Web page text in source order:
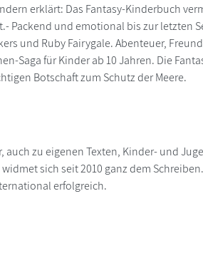
erklärt: Das Fantasy-Kinderbuch
Packend und emotional bis zur letzten
und Ruby Fairygale. Abenteuer,
Saga für Kinder ab 10 Jahren. Die
Botschaft zum Schutz der Meere.
zu eigenen Texten, Kinder- und
sich seit 2010 ganz dem
erfolgreich.